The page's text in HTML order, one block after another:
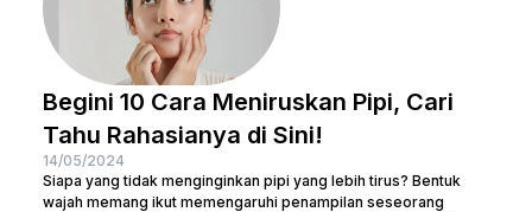
Begini 10 Cara Meniruskan Pipi, Cari
Tahu Rahasianya di Sini!
14/05/2024
Siapa yang tidak menginginkan pipi yang lebih tirus? Bentuk
wajah memang ikut memengaruhi penampilan seseorang